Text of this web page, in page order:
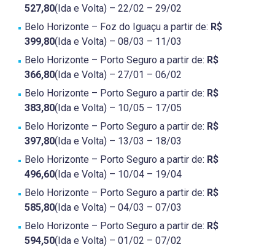
527,80(Ida e Volta) – 22/02 – 29/02
Belo Horizonte – Foz do Iguaçu a partir de: R$
399,80(Ida e Volta) – 08/03 – 11/03
Belo Horizonte – Porto Seguro a partir de: R$
366,80(Ida e Volta) – 27/01 – 06/02
Belo Horizonte – Porto Seguro a partir de: R$
383,80(Ida e Volta) – 10/05 – 17/05
Belo Horizonte – Porto Seguro a partir de: R$
397,80(Ida e Volta) – 13/03 – 18/03
Belo Horizonte – Porto Seguro a partir de: R$
496,60(Ida e Volta) – 10/04 – 19/04
Belo Horizonte – Porto Seguro a partir de: R$
585,80(Ida e Volta) – 04/03 – 07/03
Belo Horizonte – Porto Seguro a partir de: R$
594,50(Ida e Volta) – 01/02 – 07/02